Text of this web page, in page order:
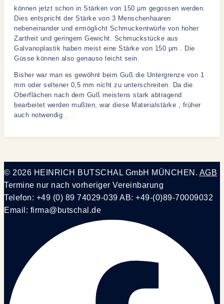
können jetzt schon in Stärken von 150 µm gegossen werden.
Dies entspricht der Stärke von 3 Menschenhaaren
nebeneinander und ermöglicht Schmuckentwürfe von hoher
Zartheit und geringem Gewicht. Schmuckstücke aus
Galvanoplastik haben meist eine Stärke von 150 µm . Die
Güsse können also genauso leicht sein.
Bisher war man es gewöhnt beim Guß die Untergrenze von 1
mm oder seltener 0,5 mm nicht zu unterschreiten. Da die
Oberflächen nach dem Guß meistens stark abtragend
bearbeitet werden mußten, war diese Materialstärke , früher
auch notwendig .
© 2026 HEINRICH BUTSCHAL GmbH MÜNCHEN. AGB
Termine nur nach vorheriger Vereinbarung
Telefon: +49 (0) 89 74029-039 AB: +49-(0)89-70009032
Email: firma@butschal.de